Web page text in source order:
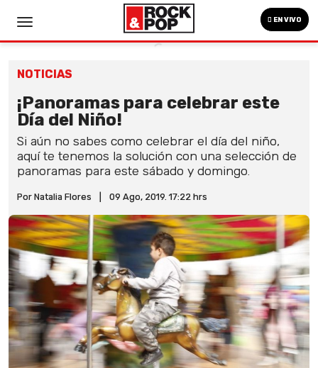
EN VIVO
NOTICIAS
¡Panoramas para celebrar este
Día del Niño!
Si aún no sabes como celebrar el día del niño,
aquí te tenemos la solución con una selección de
panoramas para este sábado y domingo.
Por Natalia Flores 09 Ago, 2019. 17:22 hrs